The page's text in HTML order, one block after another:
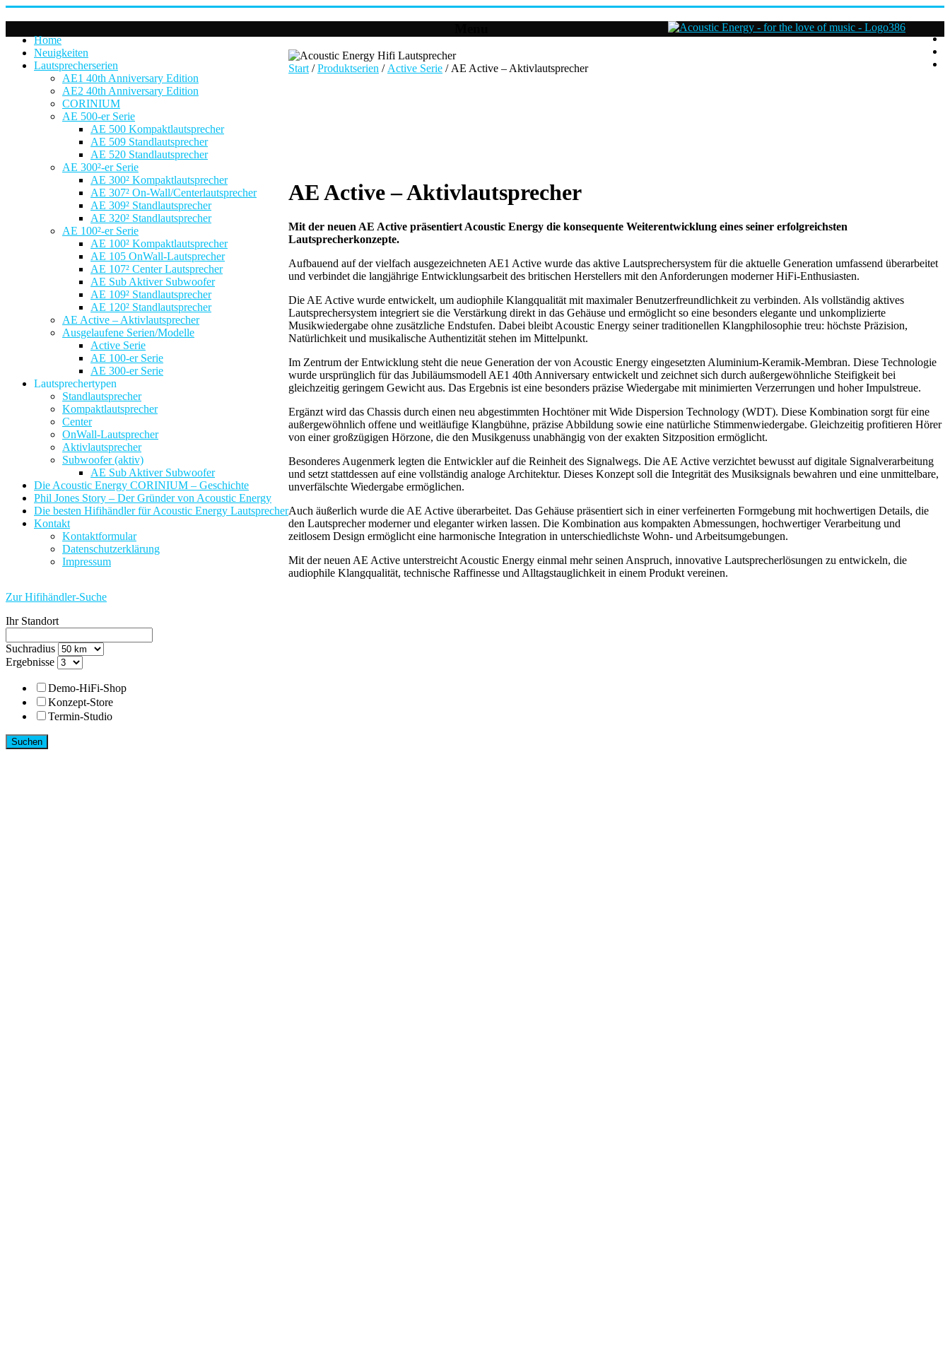
Home
Neuigkeiten
Lautsprecherserien
AE1 40th Anniversary Edition
AE2 40th Anniversary Edition
CORINIUM
AE 500-er Serie
AE 500 Kompaktlautsprecher
AE 509 Standlautsprecher
AE 520 Standlautsprecher
AE 300²-er Serie
AE 300² Kompaktlautsprecher
AE 307² On-Wall/Centerlautsprecher
AE 309² Standlautsprecher
AE 320² Standlautsprecher
AE 100²-er Serie
AE 100² Kompaktlautsprecher
AE 105 OnWall-Lautsprecher
AE 107² Center Lautsprecher
AE Sub Aktiver Subwoofer
AE 109² Standlautsprecher
AE 120² Standlautsprecher
AE Active – Aktivlautsprecher
Ausgelaufene Serien/Modelle
Active Serie
AE 100-er Serie
AE 300-er Serie
Lautsprechertypen
Standlautsprecher
Kompaktlautsprecher
Center
OnWall-Lautsprecher
Aktivlautsprecher
Subwoofer (aktiv)
AE Sub Aktiver Subwoofer
Die Acoustic Energy CORINIUM – Geschichte
Phil Jones Story – Der Gründer von Acoustic Energy
Die besten Hifihändler für Acoustic Energy Lautsprecher
Kontakt
Kontaktformular
Datenschutzerklärung
Impressum
Start/Produktserien /Active Serie / AE Active – Aktivlautsprecher
AE Active – Aktivlautsprecher
Mit der neuen AE Active präsentiert Acoustic Energy die konsequente Weiterentwicklung eines seiner erfolgreichsten
Lautsprecherkonzepte.
Aufbauend auf der vielfach ausgezeichneten AE1 Active wurde das aktive Lautsprechersystem für die aktuelle Generation umfassend überarbeitet
und verbindet die langjährige Entwicklungsarbeit des britischen Herstellers mit den Anforderungen moderner HiFi-Enthusiasten.
Die AE Active wurde entwickelt, um audiophile Klangqualität mit maximaler Benutzerfreundlichkeit zu verbinden. Als vollständig aktives
Lautsprechersystem integriert sie die Verstärkung direkt in das Gehäuse und ermöglicht so eine besonders elegante und unkomplizierte
Musikwiedergabe ohne zusätzliche Endstufen. Dabei bleibt Acoustic Energy seiner traditionellen Klangphilosophie treu: höchste Präzision,
Natürlichkeit und musikalische Authentizität stehen im Mittelpunkt.
Im Zentrum der Entwicklung steht die neue Generation der von Acoustic Energy eingesetzten Aluminium-Keramik-Membran. Diese Technologie
wurde ursprünglich für das Jubiläumsmodell AE1 40th Anniversary entwickelt und zeichnet sich durch außergewöhnliche Steifigkeit bei
gleichzeitig geringem Gewicht aus. Das Ergebnis ist eine besonders präzise Wiedergabe mit minimierten Verzerrungen und hoher Impulstreue.
Ergänzt wird das Chassis durch einen neu abgestimmten Hochtöner mit Wide Dispersion Technology (WDT). Diese Kombination sorgt für eine
außergewöhnlich offene und weitläufige Klangbühne, präzise Abbildung sowie eine natürliche Stimmenwiedergabe. Gleichzeitig profitieren Hörer
von einer großzügigen Hörzone, die den Musikgenuss unabhängig von der exakten Sitzposition ermöglicht.
Besonderes Augenmerk legten die Entwickler auf die Reinheit des Signalwegs. Die AE Active verzichtet bewusst auf digitale Signalverarbeitung
und setzt stattdessen auf eine vollständig analoge Architektur. Dieses Konzept soll die Integrität des Musiksignals bewahren und eine unmittelbare,
unverfälschte Wiedergabe ermöglichen.
Auch äußerlich wurde die AE Active überarbeitet. Das Gehäuse präsentiert sich in einer verfeinerten Formgebung mit hochwertigen Details, die
den Lautsprecher moderner und eleganter wirken lassen. Die Kombination aus kompakten Abmessungen, hochwertiger Verarbeitung und
zeitlosem Design ermöglicht eine harmonische Integration in unterschiedlichste Wohn- und Arbeitsumgebungen.
Mit der neuen AE Active unterstreicht Acoustic Energy einmal mehr seinen Anspruch, innovative Lautsprecherlösungen zu entwickeln, die
audiophile Klangqualität, technische Raffinesse und Alltagstauglichkeit in einem Produkt vereinen.
Zur Hifihändler-Suche
Ihr Standort
Suchradius
Ergebnisse
Demo-HiFi-Shop
Konzept-Store
Termin-Studio